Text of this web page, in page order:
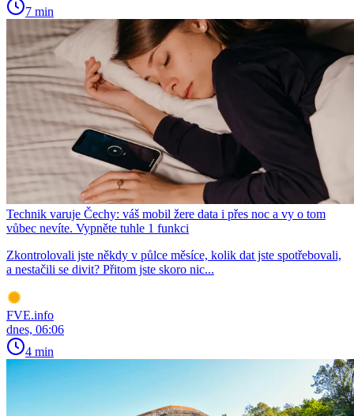
7 min
Technik varuje Čechy: váš mobil žere data i přes noc a vy o tom
vůbec nevíte. Vypněte tuhle 1 funkci
Zkontrolovali jste někdy v půlce měsíce, kolik dat jste spotřebovali,
a nestačili se divit? Přitom jste skoro nic...
FVE.info
dnes, 06:06
4 min